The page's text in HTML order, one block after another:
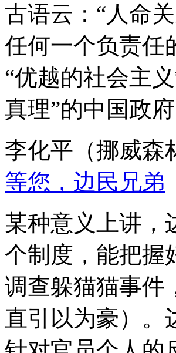
古语云：“人命
任何一个负责任
“优越的社会主
真理”的中国政
李化平（挪威森
等您，边民兄弟
某种意义上讲，
个制度，能把握
调查躲猫猫事件
直引以为豪）。